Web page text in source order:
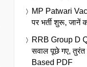
MP Patwari
पर भर्ती शुरू,
RRB Group D
सवाल पूछे गए,
Based PDF